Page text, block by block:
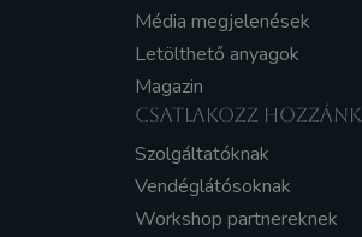
Média megjelenések
Letölthető anyagok
Magazin
CSATLAKOZZ HOZZÁNK
Szolgáltatóknak
Vendéglátósoknak
Workshop partnereknek